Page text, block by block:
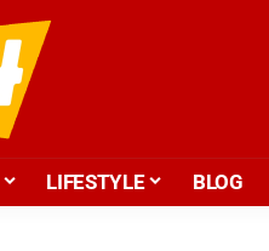
LIFESTYLE BLOG